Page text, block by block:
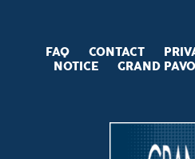
FAQ CONTACT
NOTICE
GRAND